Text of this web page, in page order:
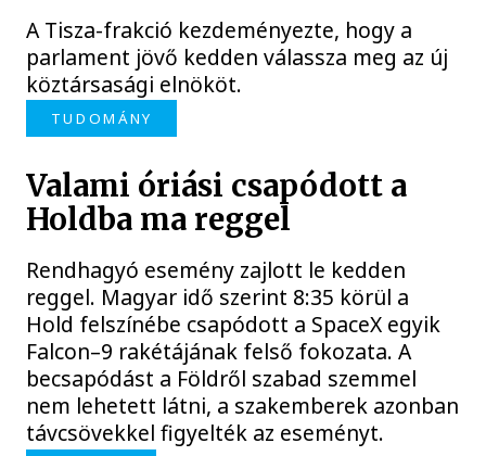
A Tisza-frakció kezdeményezte, hogy a
parlament jövő kedden válassza meg az új
köztársasági elnököt.
TUDOMÁNY
Valami óriási csapódott a
Holdba ma reggel
Rendhagyó esemény zajlott le kedden
reggel. Magyar idő szerint 8:35 körül a
Hold felszínébe csapódott a SpaceX egyik
Falcon–9 rakétájának felső fokozata. A
becsapódást a Földről szabad szemmel
nem lehetett látni, a szakemberek azonban
távcsövekkel figyelték az eseményt.